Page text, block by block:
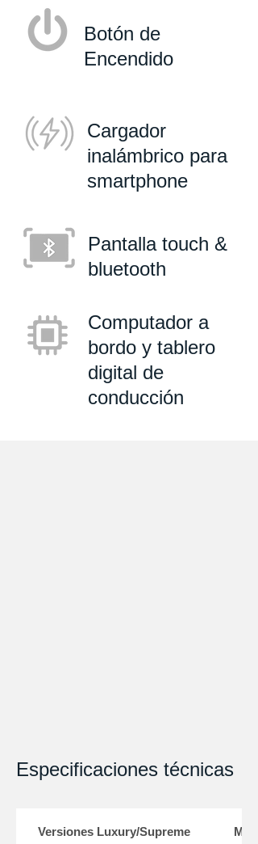
Botón de
Encendido
Cargador
inalámbrico para
smartphone
Pantalla touch &
bluetooth
Computador a
bordo y tablero
digital de
conducción
Especificaciones técnicas
Versiones Luxury/Supreme